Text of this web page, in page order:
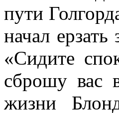
пути
начал
«Сидите
сброшу вас
жизни